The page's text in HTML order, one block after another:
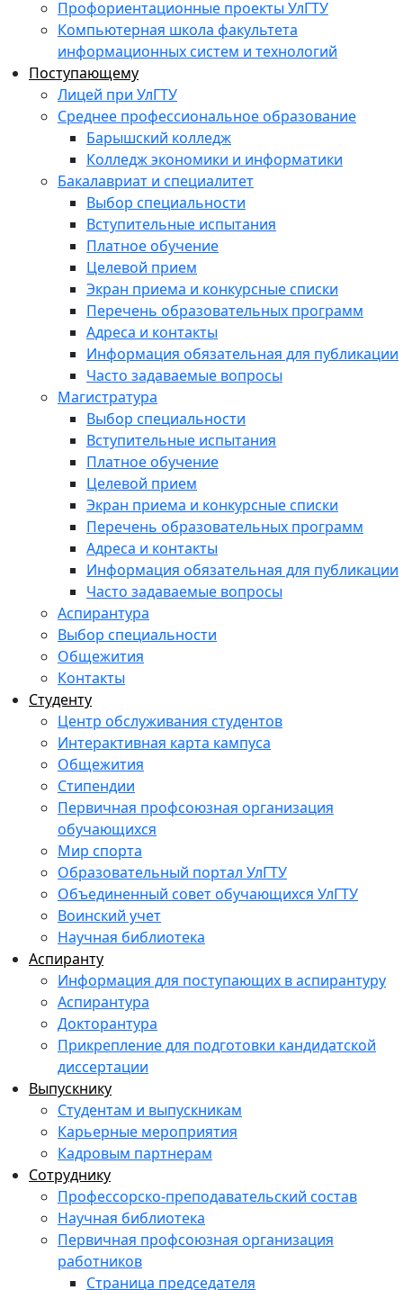
Профориентационные проекты УлГТУ
Компьютерная школа факультета
информационных систем и технологий
Поступающему
Лицей при УлГТУ
Среднее профессиональное образование
Барышский колледж
Колледж экономики и информатики
Бакалавриат и специалитет
Выбор специальности
Вступительные испытания
Платное обучение
Целевой прием
Экран приема и конкурсные списки
Перечень образовательных программ
Адреса и контакты
Информация обязательная для публикации
Часто задаваемые вопросы
Магистратура
Выбор специальности
Вступительные испытания
Платное обучение
Целевой прием
Экран приема и конкурсные списки
Перечень образовательных программ
Адреса и контакты
Информация обязательная для публикации
Часто задаваемые вопросы
Аспирантура
Выбор специальности
Общежития
Контакты
Студенту
Центр обслуживания студентов
Интерактивная карта кампуса
Общежития
Стипендии
Первичная профсоюзная организация
обучающихся
Мир спорта
Образовательный портал УлГТУ
Объединенный совет обучающихся УлГТУ
Воинский учет
Научная библиотека
Аспиранту
Информация для поступающих в аспирантуру
Аспирантура
Докторантура
Прикрепление для подготовки кандидатской
диссертации
Выпускнику
Студентам и выпускникам
Карьерные мероприятия
Кадровым партнерам
Сотруднику
Профессорско-преподавательский состав
Научная библиотека
Первичная профсоюзная организация
работников
Страница председателя